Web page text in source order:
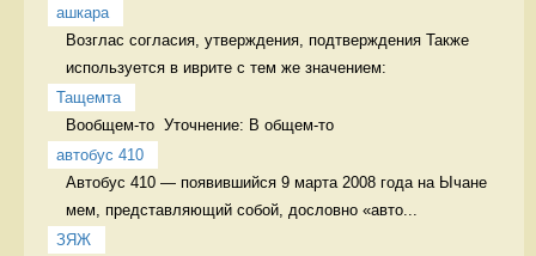
ашкара
Возглас согласия, утверждения, подтверждения Также
используется в иврите с тем же значением:
Тащемта
Вообщем-то  Уточнение: В общем-то
автобус 410
Автобус 410 — появившийся 9 марта 2008 года на Ычане
мем, представляющий собой, дословно «авто...
ЗЯЖ